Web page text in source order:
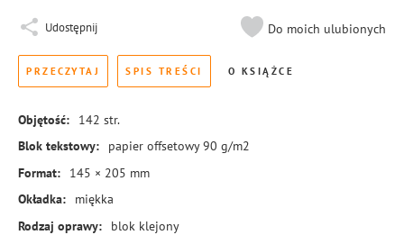
Udostępnij Do moich ulubionych
PRZECZYTAJ SPIS TREŚCI O KSIĄŻCE
Objętość: 142 str.
Blok tekstowy:
papier offsetowy 90 g/m2
Format:
145 × 205 mm
Okładka:
miękka
Rodzaj oprawy:
blok klejony